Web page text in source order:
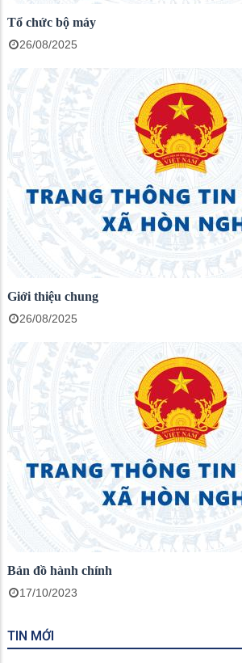
Tổ chức bộ máy
26/08/2025
Giới thiệu chung
26/08/2025
Bản đồ hành chính
17/10/2023
TIN MỚI